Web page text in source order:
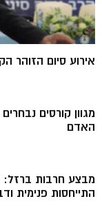
אירוע סיום הזוהר
מגוון קורסים
האדם
מבצע חרבות ברזל:
התייחסות פנימית